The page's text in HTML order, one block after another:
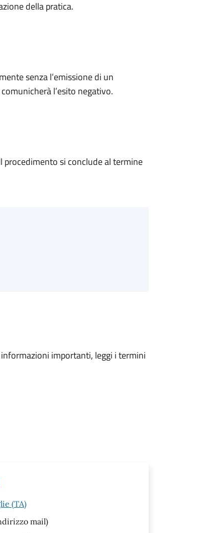
della pratica.
senza l’emissione di un
l’esito negativo.
si conclude al termine
importanti, leggi i termini
(TA)
mail)